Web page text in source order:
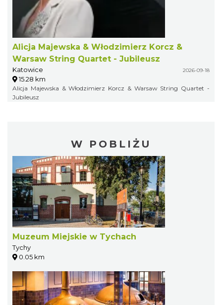
Alicja Majewska & Włodzimierz Korcz &
Warsaw String Quartet - Jubileusz
Katowice 2026-09-18
15.28 km
Alicja Majewska & Włodzimierz Korcz & Warsaw String Quartet -
Jubileusz
W POBLIŻU
Muzeum Miejskie w Tychach
Tychy
0.05 km